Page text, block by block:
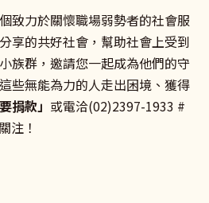
致力於關懷職場弱勢者的社會服
享的共好社會，幫助社會上受到
族群，邀請您一起成為他們的守
些無能為力的人走出困境、獲得
捐款」 或電洽(02)2397-1933 #
注！